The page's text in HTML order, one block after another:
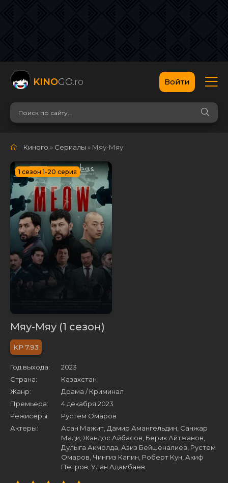
KINOGO.ro Войти
Киного » Сериалы » Мяу-Мяу
1 сезон 1-20 серия
Мяу-Мяу (1 сезон)
7.93
Год выхода:
2023
Страна:
Казахстан
Жанр:
Драма / Криминал
Премьера:
4 декабря 2023
Режисеры:
Рустем Омаров
Актеры:
Асан Мажит, Дамир Амангельдин, Санжар
Мади, Жандос Айбасов, Берик Айтжанов,
Дулыга Акмолда, Азиз Бейшеналиев, Рустем
Омаров, Чингиз Капин, Роберт Кун, Акиф
Петров, Улан Адамбаев